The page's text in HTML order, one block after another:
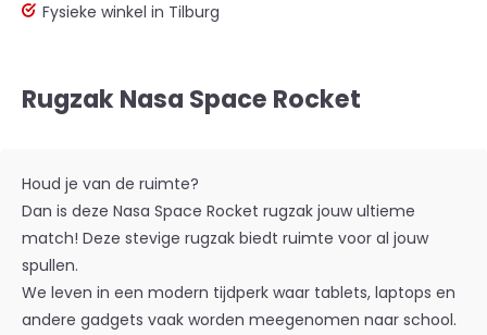
Fysieke winkel in Tilburg
Rugzak Nasa Space Rocket
Houd je van de ruimte?
Dan is deze Nasa Space Rocket rugzak jouw ultieme
match! Deze stevige rugzak biedt ruimte voor al jouw
spullen.
We leven in een modern tijdperk waar tablets, laptops en
andere gadgets vaak worden meegenomen naar school.